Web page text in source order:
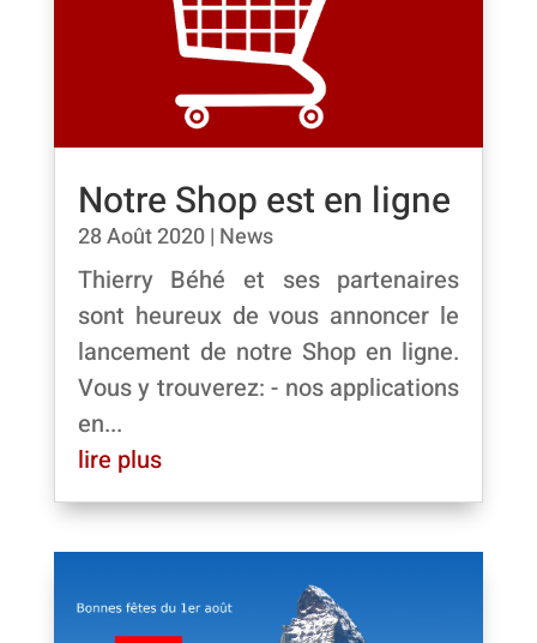
Notre Shop est en ligne
28 Août 2020| News
Thierry Béhé et ses partenaires
sont heureux de vous annoncer le
lancement de notre Shop en ligne.
Vous y trouverez: - nos applications
en...
lire plus